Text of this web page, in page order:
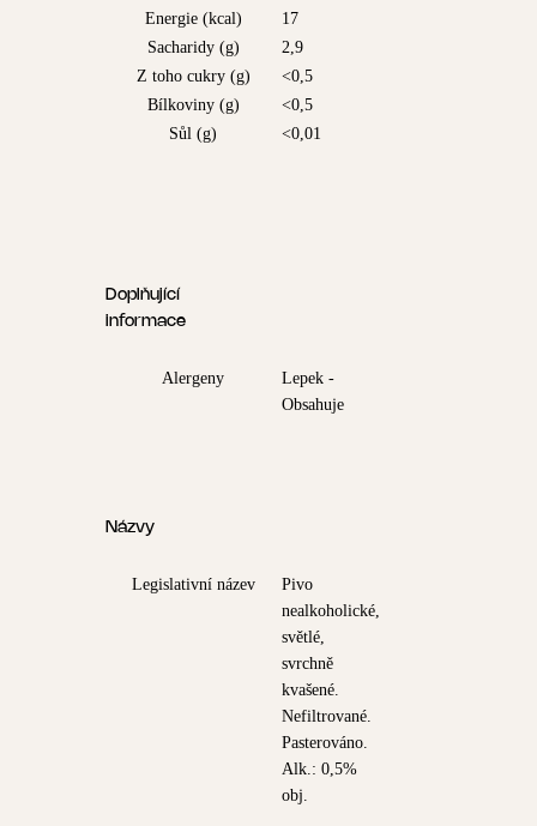
Energie (kcal)
17
Sacharidy (g)
2,9
Z toho cukry (g)
<0,5
Bílkoviny (g)
<0,5
Sůl (g)
<0,01
Doplňující
informace
Alergeny
Lepek -
Obsahuje
Názvy
Legislativní název
Pivo
nealkoholické,
světlé,
svrchně
kvašené.
Nefiltrované.
Pasterováno.
Alk.: 0,5%
obj.